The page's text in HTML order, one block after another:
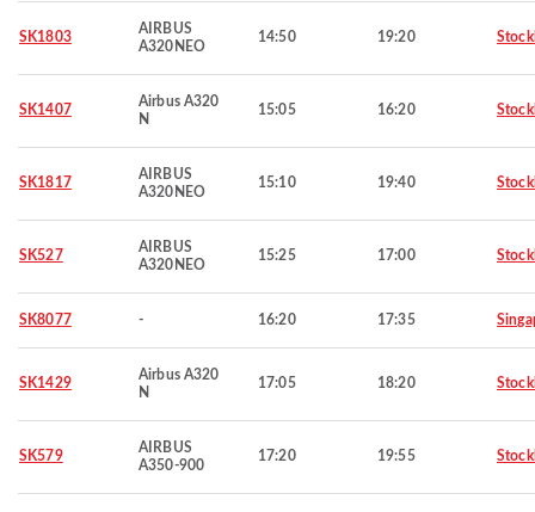
SK1803
AIRBUS
A320NEO
14:50 19:20
SK1407
Airbus A320
N
15:05 16:20
SK1817
AIRBUS
A320NEO
15:10 19:40
SK527
AIRBUS
A320NEO
15:25 17:00
SK8077 - 16:20 17:35
SK1429
Airbus A320
N
17:05 18:20
SK579
AIRBUS
A350-900
17:20 19:55